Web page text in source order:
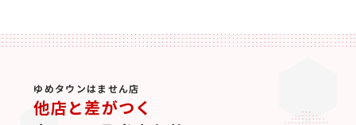
ゆめタウンはません店
他店と差がつく